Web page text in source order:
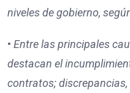
niveles de gobierno,
• Entre las principales
destacan el
contratos;